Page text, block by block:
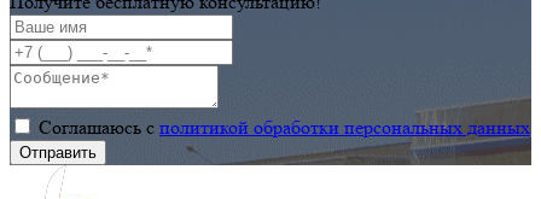
Соглашаюсь с политикой обработки персональных данных